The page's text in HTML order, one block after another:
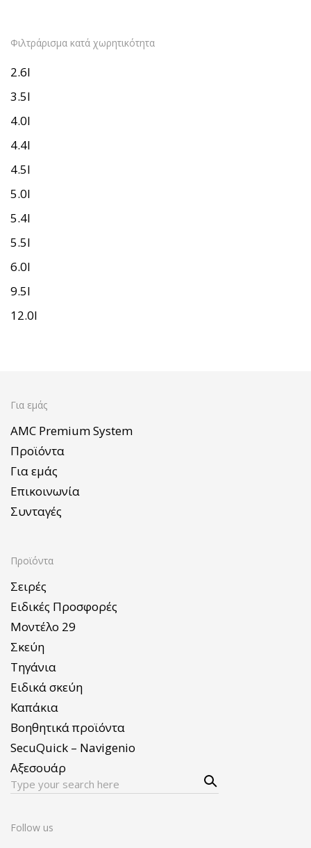
Φιλτράρισμα κατά χωρητικότητα
2.6l
3.5l
4.0l
4.4l
4.5l
5.0l
5.4l
5.5l
6.0l
9.5l
12.0l
Για εμάς
AMC Premium System
Προϊόντα
Για εμάς
Επικοινωνία
Συνταγές
Προϊόντα
Σειρές
Ειδικές Προσφορές
Μοντέλο 29
Σκεύη
Τηγάνια
Ειδικά σκεύη
Καπάκια
Βοηθητικά προϊόντα
SecuQuick – Navigenio
Αξεσουάρ
Search
Sear
ch
Follow us